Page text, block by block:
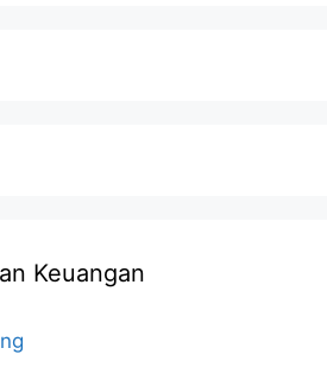
Keuangan